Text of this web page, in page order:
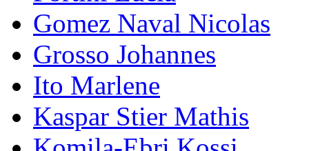
Gomez Naval Nicolas
Grosso Johannes
Ito Marlene
Kaspar Stier Mathis